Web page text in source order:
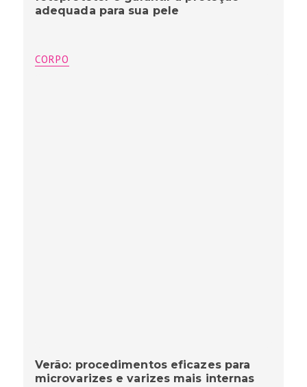
adequada para sua pele
CORPO
Verão: procedimentos eficazes para
microvarizes e varizes mais internas